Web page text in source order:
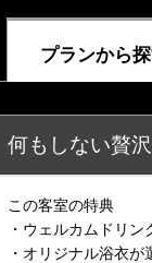
プランから
何もしない贅
この客室の特典
・ウェルカムドリ
・オリジナル浴衣が